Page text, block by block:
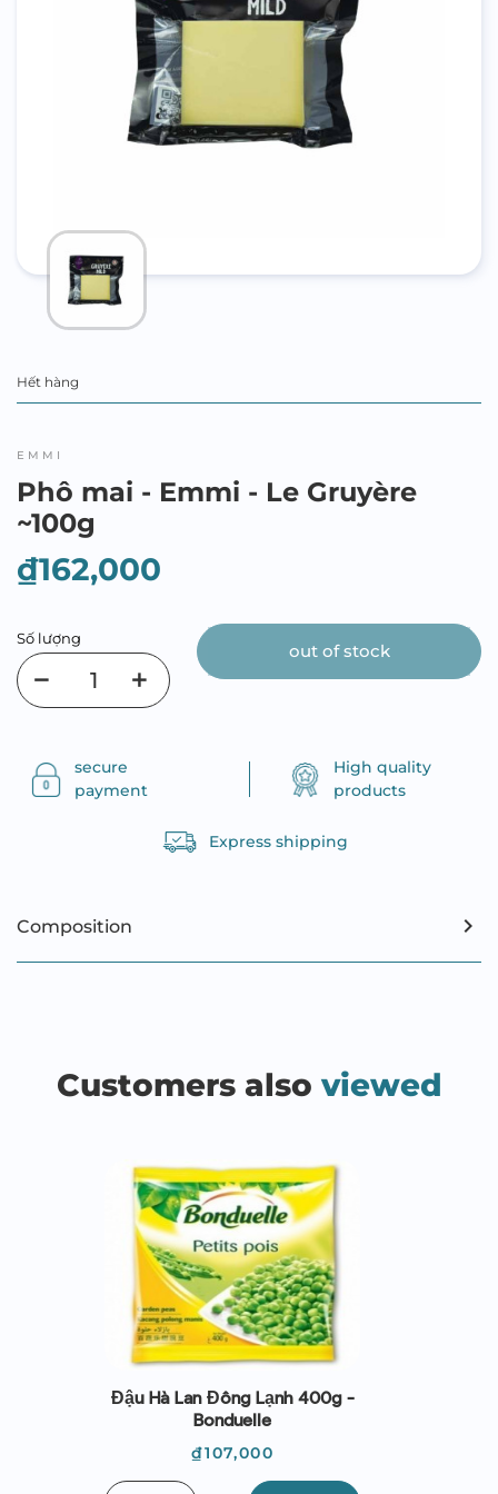
Hết hàng
EMMI
Phô mai - Emmi - Le Gruyère
~100g
₫162,000
Số lượng
out of stock
secure
payment
High quality
products
Express shipping
Composition
Customers also viewed
Đậu Hà Lan Đông Lạnh 400g -
Bonduelle
Giá
₫107,000